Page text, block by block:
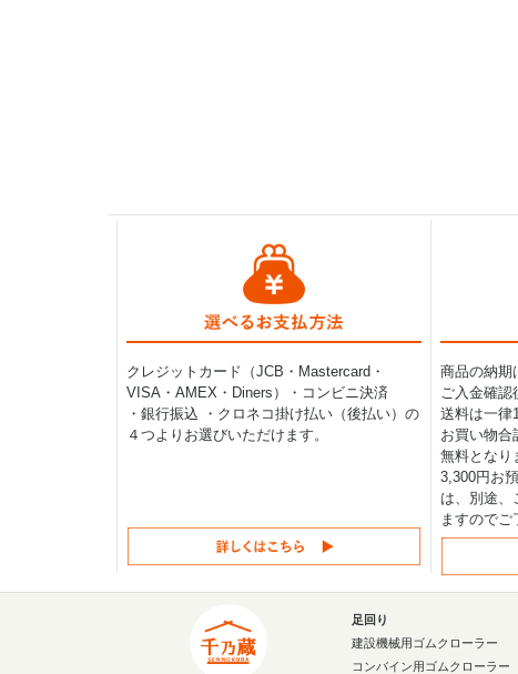
クレジットカード（JCB・Mastercard・
VISA・AMEX・Diners）・コンビニ決済
・銀行振込 ・クロネコ掛け払い（後払い）の
４つよりお選びいただけます。
商品の納期
ご入金確認
送料は一律
お買い物合
無料とな
3,300円お
は、別途、
ますのでご
足回り
建設機械用ゴムクローラー
コンバイン用ゴムクローラー